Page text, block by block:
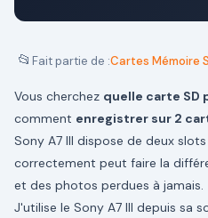
📂 Fait partie de :Cartes Mémoire
Vous cherchez quelle carte SD
comment enregistrer sur 2
Sony A7 III dispose de deux
correctement peut faire la
et des photos perdues à jamais.
J'utilise le Sony A7 III depuis sa